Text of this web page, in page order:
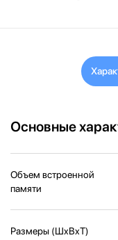
Основные
Объем встроенной
памяти
Размеры (ШxВxТ)